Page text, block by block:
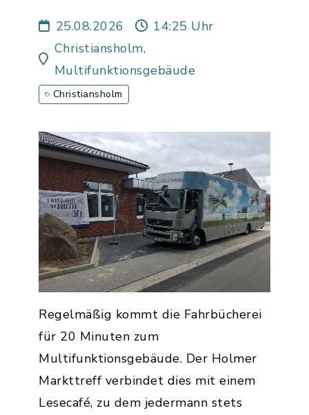
25.08.2026
14:25 Uhr
Christiansholm,
Multifunktionsgebäude
Christiansholm
Regelmäßig kommt die Fahrbücherei
für 20 Minuten zum
Multifunktionsgebäude. Der Holmer
Markttreff verbindet dies mit einem
Lesecafé, zu dem jedermann stets